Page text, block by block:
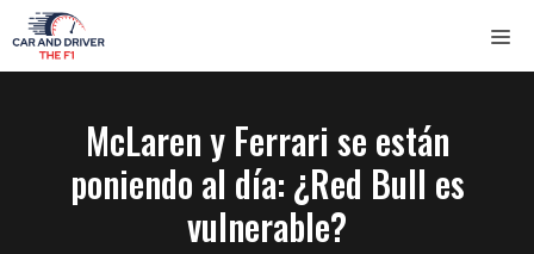
Saltar
al
contenido
McLaren y Ferrari se están
poniendo al día: ¿Red Bull es
vulnerable?